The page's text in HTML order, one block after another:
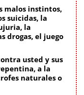
malos instintos,
suicidas, la
la
drogas, el juego
usted y sus
a la
naturales o